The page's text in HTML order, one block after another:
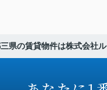
県の賃貸物件は株式会社